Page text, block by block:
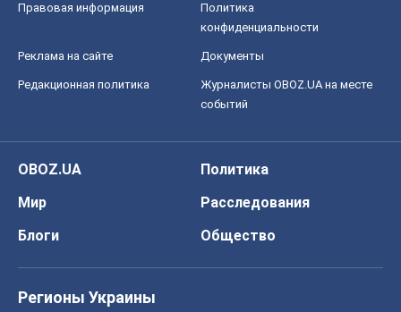
Правовая информация
Политика
конфиденциальности
Реклама на сайте Документы
Редакционная политика
Журналисты OBOZ.UA на месте
событий
OBOZ.UA
Политика
Мир
Расследования
Блоги
Общество
Регионы Украины